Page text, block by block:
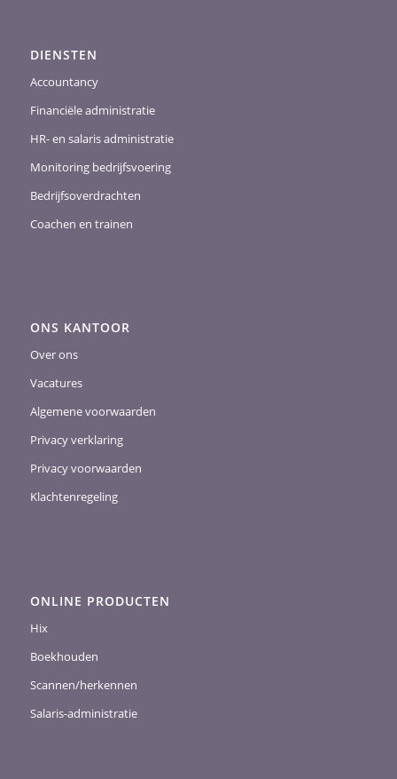
DIENSTEN
Accountancy
Financiële administratie
HR- en salaris administratie
Monitoring bedrijfsvoering
Bedrijfsoverdrachten
Coachen en trainen
ONS KANTOOR
Over ons
Vacatures
Algemene voorwaarden
Privacy verklaring
Privacy voorwaarden
Klachtenregeling
ONLINE PRODUCTEN
Hix
Boekhouden
Scannen/herkennen
Salaris-administratie